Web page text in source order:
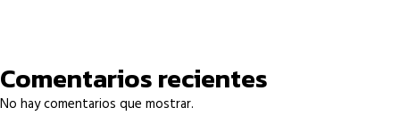
Comentarios recientes
No hay comentarios que mostrar.